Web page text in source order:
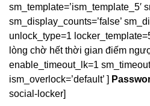
sm_template=’ism_template_5′
sm_display_counts=’false’
unlock_type=1
lòng chờ hết thời gian điếm
enable_timeout_lk=1
ism_overlock=’default’ ]
social-locker]